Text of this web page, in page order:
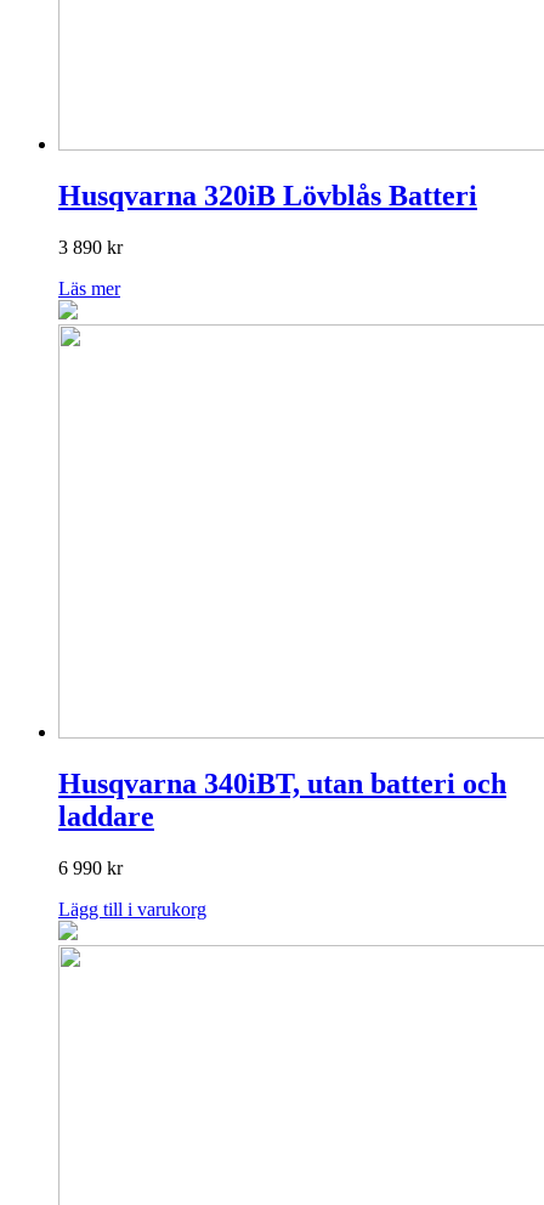
Husqvarna 320iB Lövblås Batteri
3 890 kr
Läs mer
Husqvarna 340iBT, utan batteri och
laddare
6 990 kr
Lägg till i varukorg